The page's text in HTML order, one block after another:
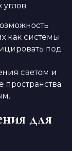
как системы
под
светом и
для